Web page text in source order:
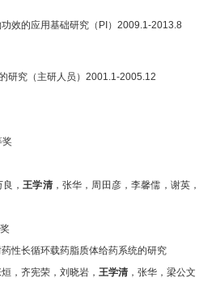
效的应用基础研究（ PI）2009.1-2013.8
研究（主研人员） 2001.1-2005.12
奖
良，王学清，张华，周田彦，李馨儒，谢英，
性长循环载药脂质体给药系统的研究
，齐宪荣，刘晓岩， 王学清，张华，梁公文